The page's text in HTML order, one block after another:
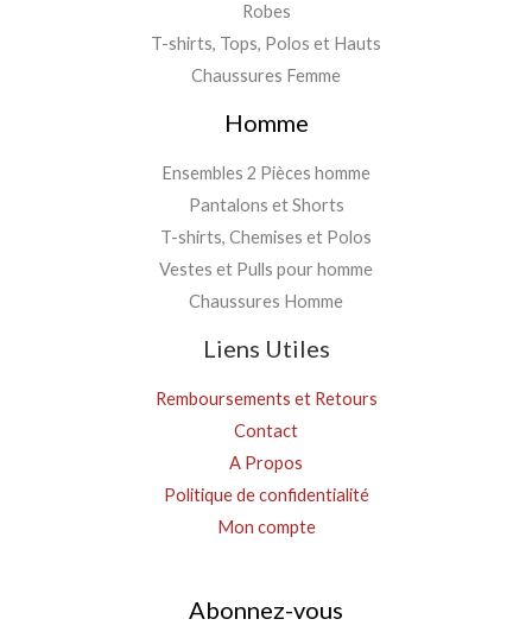
Robes
T-shirts, Tops, Polos et Hauts
Chaussures Femme
Homme
Ensembles 2 Pièces homme
Pantalons et Shorts
T-shirts, Chemises et Polos
Vestes et Pulls pour homme
Chaussures Homme
Liens Utiles
Remboursements et Retours
Contact
A Propos
Politique de confidentialité
Mon compte
Abonnez-vous